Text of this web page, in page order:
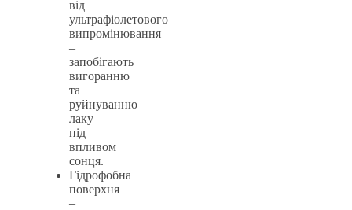
від
ультрафіолетового
випромінювання
–
запобігають
вигоранню
та
руйнуванню
лаку
під
впливом
сонця.
Гідрофобна
поверхня
–